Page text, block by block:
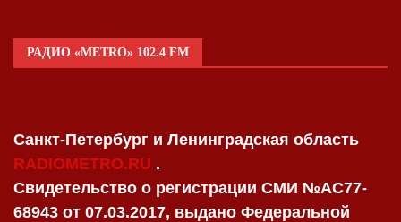
РАДИО «METRO» 102.4 FM
Санкт-Петербург и Ленинградская область
RADIOMETRO.RU .
Свидетельство о регистрации СМИ №AC77-
68943 от 07.03.2017, выдано Федеральной